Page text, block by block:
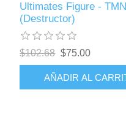
Ultimates Figure -
(Destructor)
$102.68 $75.00
AÑADIR AL